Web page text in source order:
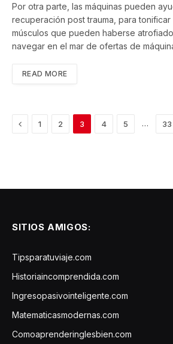
Por otra parte, las máquinas pueden
recuperación post trauma, para
músculos que pueden haberse
navegar en el mar de ofertas de
READ MORE
Previous
1 2 3 4 5 … 33
SITIOS AMIGOS:
Tipsparatuviaje.com
Historiaincomprendida.com
Ingresopasivointeligente.com
Matematicasmodernas.com
Comoaprenderinglesbien.com